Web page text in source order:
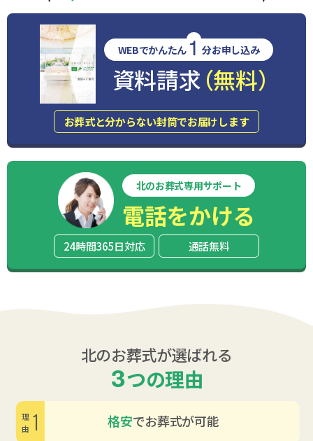
WEBでかんたん 1 分お申し込み
資料請求（無料）
お葬式と分からない封筒でお届けします
北のお葬式専用サポート
電話をかける
24時間365日対応 通話無料
北のお葬式が選ばれる
3つの理由
格安でお葬式が可能
理由1